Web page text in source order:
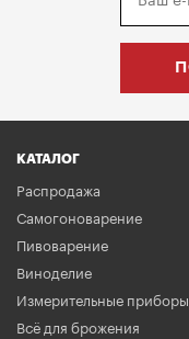
КАТАЛОГ
Распродажа
Самогоноварение
Пивоварение
Виноделие
Измерительные приборы
Всё для брожения